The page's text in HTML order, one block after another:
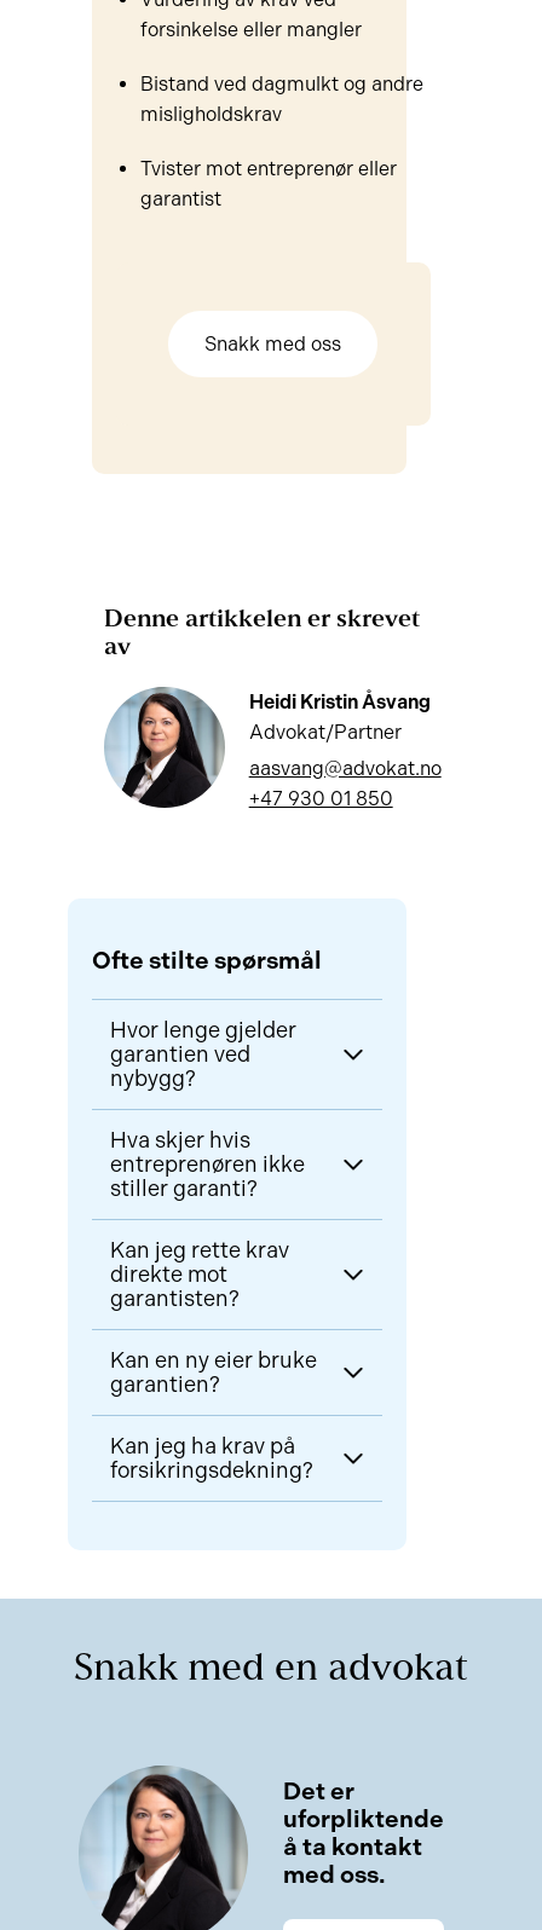
forsinkelse eller mangler
Bistand ved dagmulkt og andre
misligholdskrav
Tvister mot entreprenør eller
garantist
Snakk med oss
Denne artikkelen er skrevet
av
Heidi Kristin Åsvang
Advokat/Partner
aasvang@advokat.no
+47 930 01 850
Ofte stilte spørsmål
Hvor lenge gjelder
garantien ved
nybygg?
år etter overtakelse.
Hva skjer hvis
entreprenøren ikke
stiller garanti?
garanti er stilt.
Kan jeg rette krav
direkte mot
garantisten?
oppfyller sine forpliktelser.
Kan en ny eier bruke
garantien?
innenfor garantiperioden.
Kan jeg ha krav på
forsikringsdekning?
Snakk med en advokat
Kontakt
Det er
uforpliktende
å ta kontakt
med oss.